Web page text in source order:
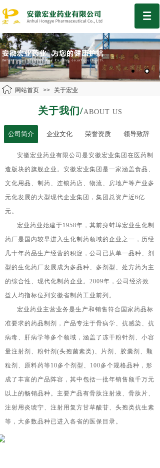
网站首页 >> 关于宏业
关于我们/ABOUT US
公司简介 企业文化 荣誉资质 领导致辞
公司简介
安徽宏业药业有限公司是安徽宏业集团在医药制
造版块的旗舰企业。安徽宏业集团是一家涵盖食品、
文化用品、制药、连锁药店、物流、房地产等产业多
元化发展的大型现代企业集团，集团总资产近6亿
元。
宏业药业始建于1958年，其前身蚌埠宏业生化制
药厂是国内较早进入生化制药领域的企业之一，历经
几十年药品生产经营的积淀，公司已从单一品种、剂
型的生化药厂发展成为多品种、多剂型、处方药为主
的综合性、现代化制药企业。 2009年，公司经济效
益人均指标位列安徽省制药工业前列。
宏业药业主营业务是生产和销售符合国家药品标
准要求的药品制剂，产品专注于骨病学、抗感染、抗
病毒、肝病学等多个领域，涵盖了冻干粉针剂、小容
量注射剂、粉针剂(头孢菌素类)、片剂、胶囊剂、颗
粒剂、原料药等10多个剂型、 100多个规格品种，形
成了丰富的产品阵容，其中包括一批年销售额千万元
以上的畅销品种。主要产品有骨肽注射液、骨肽片、
注射用炎琥宁、注射用复方甘草酸苷、头孢类抗生素
等，大多数品种已进入各省的医保目录。